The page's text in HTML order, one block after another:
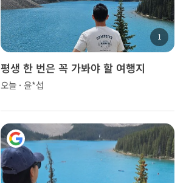
1
평생 한 번은 꼭 가봐야 할 여행지
오늘 · 윤*섭